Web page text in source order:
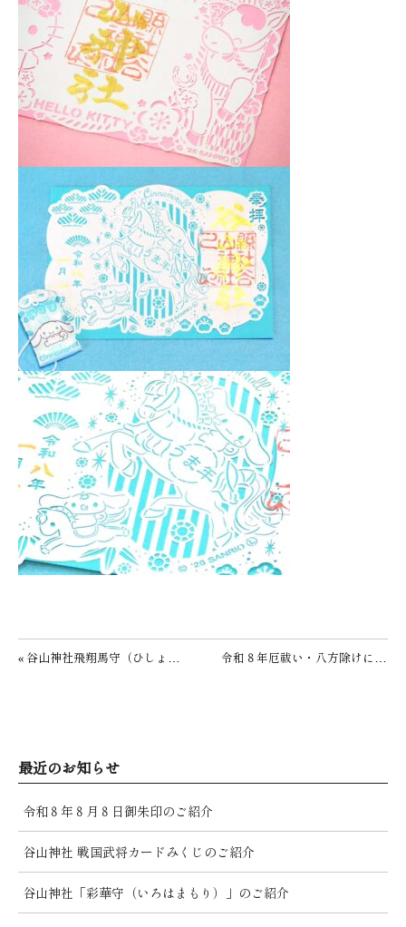
投稿ナビゲーション
最近のお知らせ
令和８年８月８日御朱印のご紹介
谷山神社 戦国武将カードみくじのご紹介
谷山神社「彩華守（いろはまもり）」のご紹介